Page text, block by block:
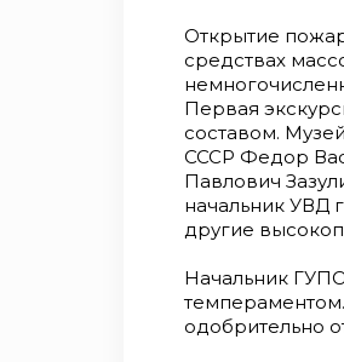
Открытие
средствах
Первая
составом.
СССР Федор
Павлович
начальник УВД
другие
Начальник
одобрительно